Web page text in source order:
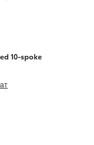
10-spoke